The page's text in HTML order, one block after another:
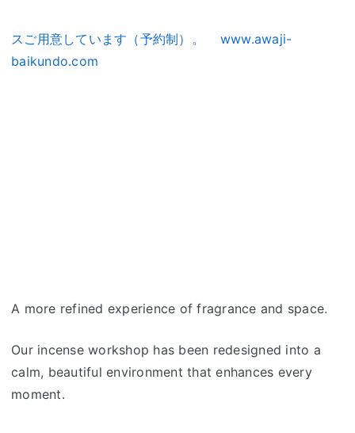
スご用意しています（予約制）。
www.awaji-
baikundo.com
A more refined experience of fragrance and space.
Our incense workshop has been redesigned into a
calm, beautiful environment that enhances every
moment.